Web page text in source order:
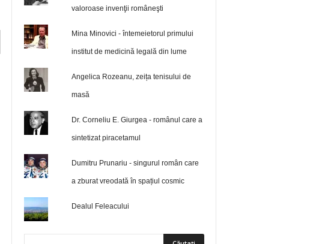
valoroase invenţii româneşti
Mina Minovici - întemeietorul primului
institut de medicină legală din lume
Angelica Rozeanu, zeița tenisului de
masă
Dr. Corneliu E. Giurgea - românul care a
sintetizat piracetamul
Dumitru Prunariu - singurul român care
a zburat vreodată în spațiul cosmic
Dealul Feleacului